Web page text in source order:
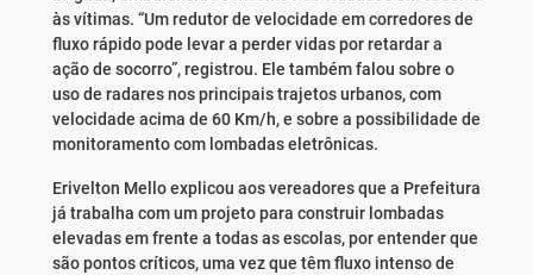
às vítimas. “Um redutor de velocidade em corredores de
fluxo rápido pode levar a perder vidas por retardar a
ação de socorro”, registrou. Ele também falou sobre o
uso de radares nos principais trajetos urbanos, com
velocidade acima de 60 Km/h, e sobre a possibilidade de
monitoramento com lombadas eletrônicas.
Erivelton Mello explicou aos vereadores que a Prefeitura
já trabalha com um projeto para construir lombadas
elevadas em frente a todas as escolas, por entender que
são pontos críticos, uma vez que têm fluxo intenso de